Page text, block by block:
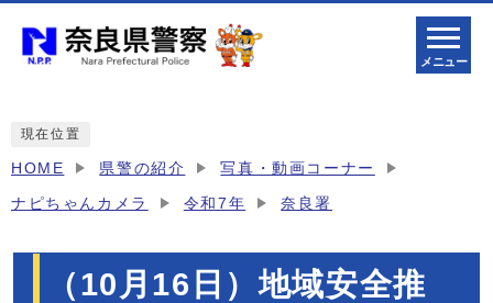
メニュー
現在位置
HOME 県警の紹介 写真・動画コーナー
ナピちゃんカメラ 令和7年 奈良署
（10月16日）地域安全推